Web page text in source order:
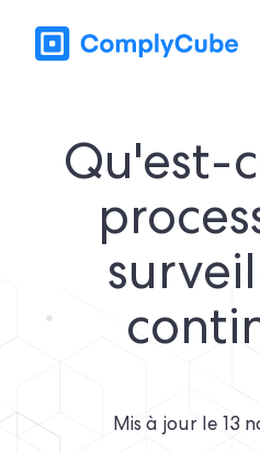
Qu'est-
Mis à jour le 13